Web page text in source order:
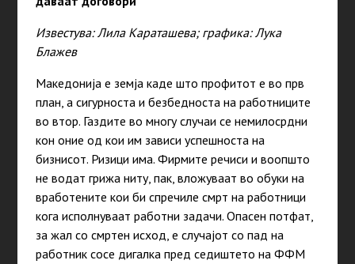
Известува: Лила Караташева; графика: Лука
Блажев
Македонија е земја каде што профитот е во прв
план, а сигурноста и безбедноста на работниците
во втор. Газдите во многу случаи се немилосрдни
кон оние од кои им зависи успешноста на
бизнисот. Ризици има. Фирмите речиси и воопшто
не водат грижа ниту, пак, вложуваат во обуки на
вработените кои би спречиле смрт на работници
кога исполнуваат работни задачи. Опасен потфат,
за жал со смртен исход, е случајот со пад на
работник сосе дигалка пред седиштето на ФФМ